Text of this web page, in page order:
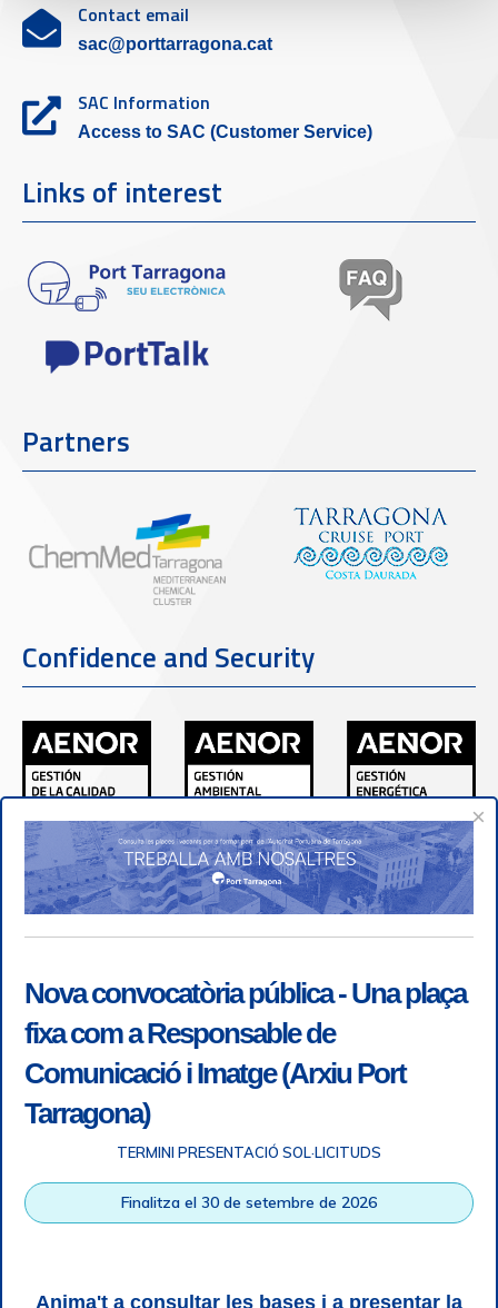
Contact email
sac@porttarragona.cat
SAC Information
Access to SAC (Customer Service)
Links of interest
Partners
Confidence and Security
Accessibility Legal note | + info RGPD |Information of
×
Nova convocatòria pública - Una plaça
fixa com a Responsable de
Comunicació i Imatge (Arxiu Port
Tarragona)
TERMINI PRESENTACIÓ SOL·LICITUDS
Finalitza el 30 de setembre de 2026
Anima't a consultar les bases i a presentar la